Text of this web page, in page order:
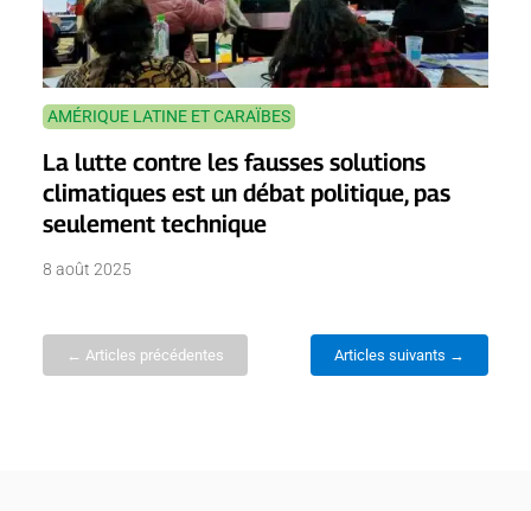
AMÉRIQUE LATINE ET CARAÏBES
La lutte contre les fausses solutions
climatiques est un débat politique, pas
seulement technique
8 août 2025
← Articles précédentes Articles suivants →